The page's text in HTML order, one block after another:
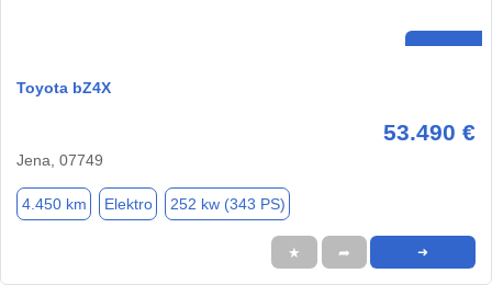
Toyota bZ4X
53.490 €
Jena, 07749
4.450 km Elektro 252 kw (343 PS)
★ ➦ ➜